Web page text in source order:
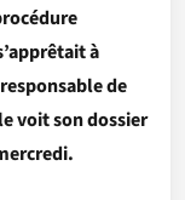
à
de
voit son dossier